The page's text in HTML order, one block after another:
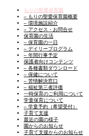
もりの聖愛保育園
– もりの聖愛保育園概要
– 環境施設紹介
– アクセス・お問合せ
保育園の生活
– 保育園の一日
– デイリープログラム
– 年間行事予定
保護者向けコンテンツ
– 各種書類ダウンロード
– 保健について
– 苦情解決窓口
– 福祉第三者評価
一時保育のご利用について
学童保育について
– 学童予約（希望受付）
子育て支援
最近の園の様子
園からのお知らせ
子育て支援からのお知らせ